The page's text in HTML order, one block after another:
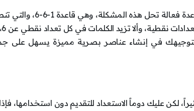
، لكن ثمة قاعدة فعالة تحل هذه المشكلة،
ما
لتوجيهك في إنشاء عناصر بصرية مميزة يسهل على
لكن عليك دوماً الاستعداد للتقديم دون استخدامها،